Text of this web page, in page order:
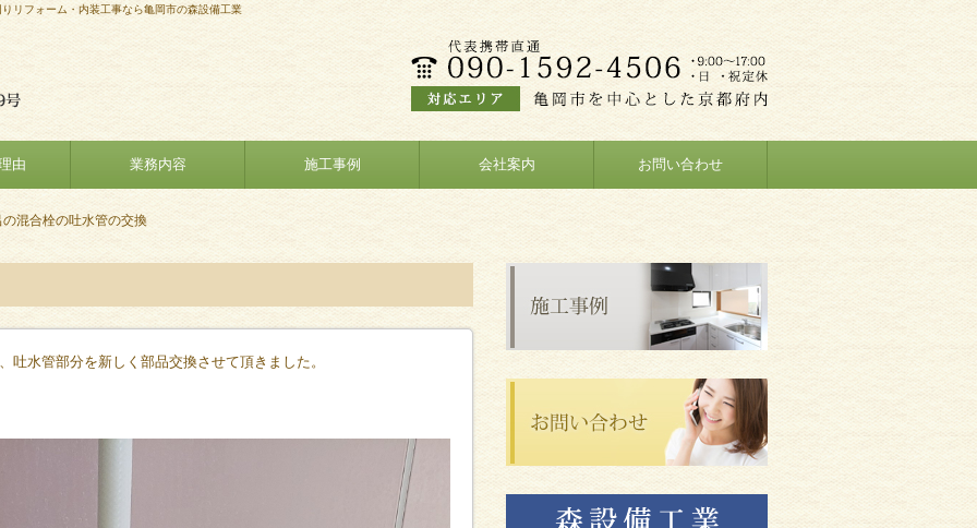
フォーム・内装工事なら亀岡市の森設備工業
由 業務内容 施工事例 会社案内 お問い合わせ
合栓の吐水管の交換
吐水管部分を新しく部品交換させて頂きました。